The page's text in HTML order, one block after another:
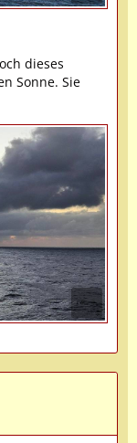
dieses
Sonne. Sie